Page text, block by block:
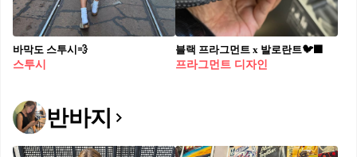
바막도 스투시💨
스투시
블랙 프라그먼트 x 발로란트🐦‍⬛
프라그먼트 디자인
반바지